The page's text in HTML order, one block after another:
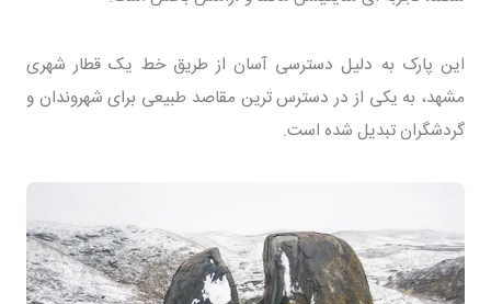
این پارک به دلیل دسترسی آسان از طریق خط یک قطار شهری
مشهد، به یکی از در دسترس ترین مقاصد طبیعی برای شهروندان و
گردشگران تبدیل شده است.